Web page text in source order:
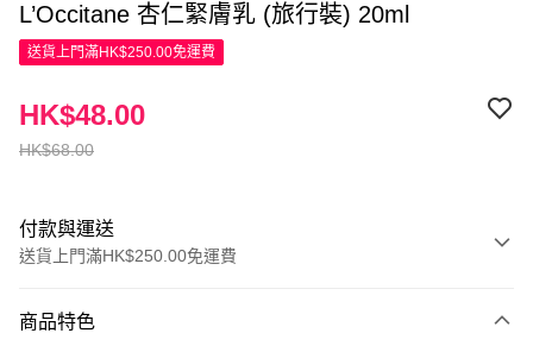
L’Occitane 杏仁緊膚乳 (旅行裝) 20ml
送貨上門滿HK$250.00免運費
HK$68.00
HK$48.00
付款與運送
送貨上門滿HK$250.00免運費
信用卡
商品特色